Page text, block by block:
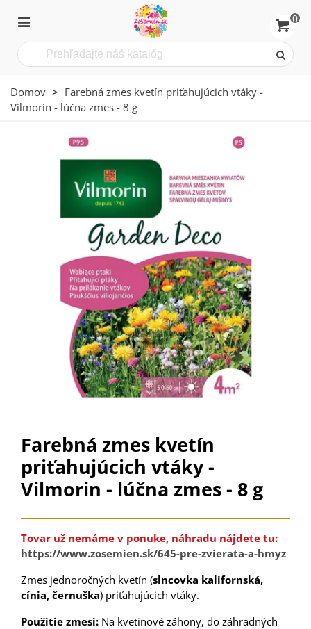
0
Domov > Farebná zmes kvetín priťahujúcich vtáky -
Vilmorin - lúčna zmes - 8 g
Farebná zmes kvetín
priťahujúcich vtáky -
Vilmorin - lúčna zmes - 8 g
Tovar už nemáme v ponuke, náhradu nájdete tu:
https://www.zosemien.sk/645-pre-zvierata-a-hmyz
Zmes jednoročných kvetín (slncovka kalifornská,
cínia, černuška) priťahujúcich vtáky.
Použitie zmesi: Na kvetinové záhony, do záhradných